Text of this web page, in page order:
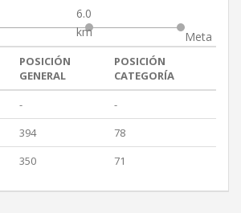
6.0
km
Meta
POSICIÓN
GENERAL
POSICIÓN
CATEGORÍA
-
-
394
78
350 71